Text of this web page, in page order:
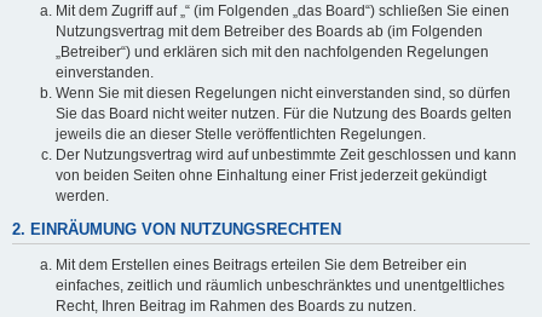
Mit dem Zugriff auf „“ (im Folgenden „das Board“) schließen Sie einen
Nutzungsvertrag mit dem Betreiber des Boards ab (im Folgenden
„Betreiber“) und erklären sich mit den nachfolgenden Regelungen
einverstanden.
Wenn Sie mit diesen Regelungen nicht einverstanden sind, so dürfen
Sie das Board nicht weiter nutzen. Für die Nutzung des Boards gelten
jeweils die an dieser Stelle veröffentlichten Regelungen.
Der Nutzungsvertrag wird auf unbestimmte Zeit geschlossen und kann
von beiden Seiten ohne Einhaltung einer Frist jederzeit gekündigt
werden.
2. EINRÄUMUNG VON NUTZUNGSRECHTEN
Mit dem Erstellen eines Beitrags erteilen Sie dem Betreiber ein
einfaches, zeitlich und räumlich unbeschränktes und unentgeltliches
Recht, Ihren Beitrag im Rahmen des Boards zu nutzen.